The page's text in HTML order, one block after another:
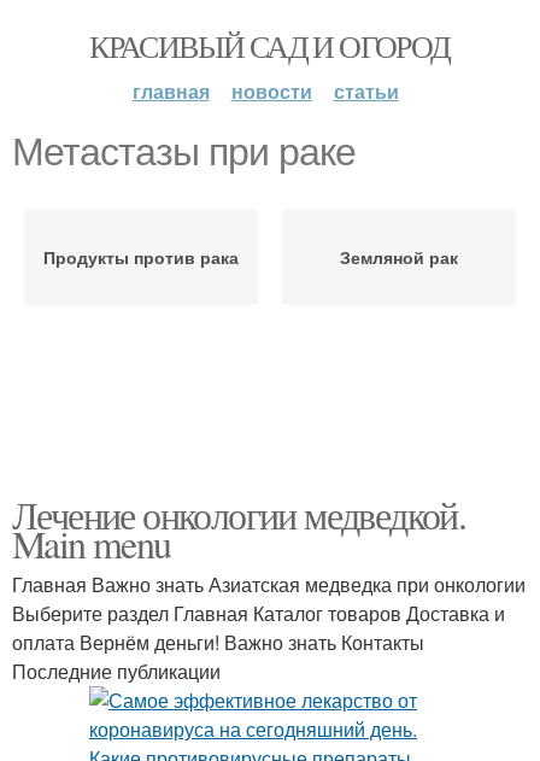
КРАСИВЫЙ САД И ОГОРОД
главная новости статьи
Метастазы при раке
Продукты против рака Земляной рак
Лечение онкологии медведкой.
Main menu
Главная Важно знать Азиатская медведка при онкологии
Выберите раздел Главная Каталог товаров Доставка и
оплата Вернём деньги! Важно знать Контакты
Последние публикации